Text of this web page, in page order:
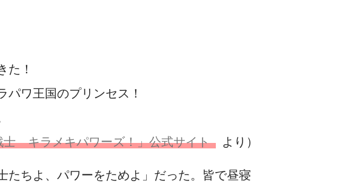
た！
ワ王国のプリンセス！
士 キラメキパワーズ！」公式サイト より）
たちよ、パワーをためよ」だった。皆で昼寝